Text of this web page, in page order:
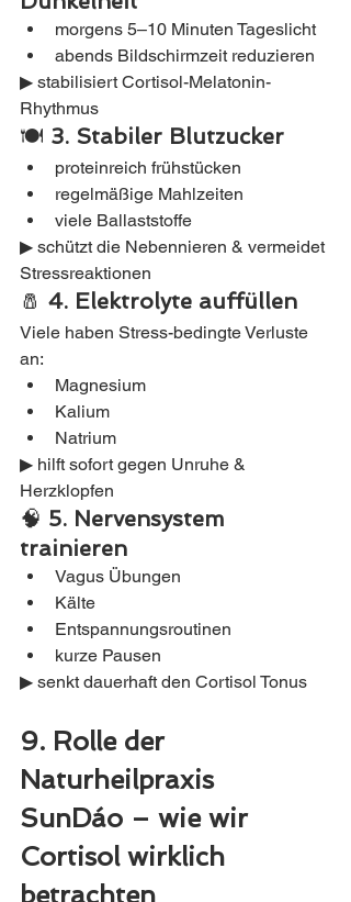
morgens 5–10 Minuten Tageslicht
abends Bildschirmzeit reduzieren
▶ stabilisiert Cortisol-Melatonin-
Rhythmus
🍽 3. Stabiler Blutzucker
proteinreich frühstücken
regelmäßige Mahlzeiten
viele Ballaststoffe
▶ schützt die Nebennieren & vermeidet
Stressreaktionen
🧂 4. Elektrolyte auffüllen
Viele haben Stress-bedingte Verluste
an:
Magnesium
Kalium
Natrium
▶ hilft sofort gegen Unruhe &
Herzklopfen
🧠 5. Nervensystem
trainieren
Vagus Übungen
Kälte
Entspannungsroutinen
kurze Pausen
▶ senkt dauerhaft den Cortisol Tonus
9. Rolle der
Naturheilpraxis
SunDáo – wie wir
Cortisol wirklich
betrachten